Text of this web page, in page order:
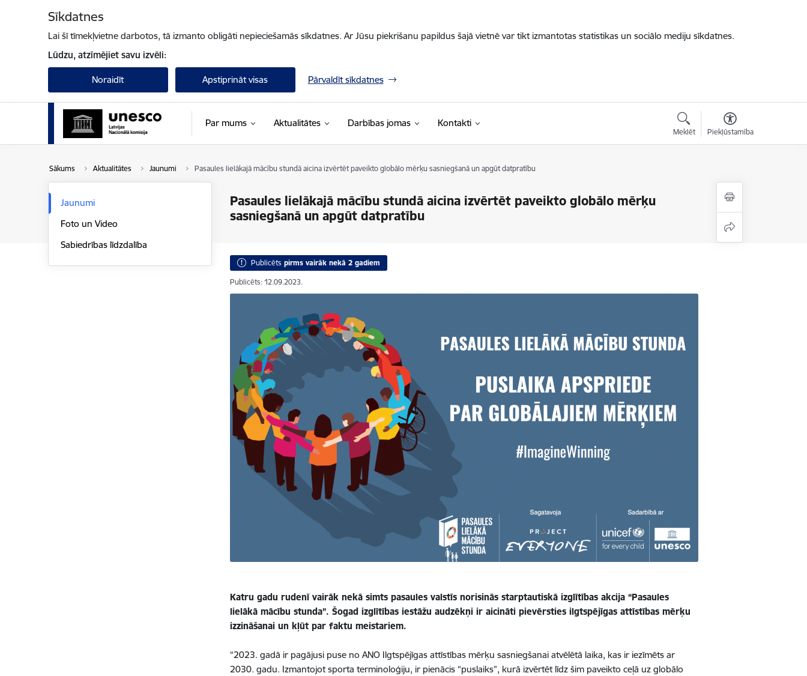
Sīkdatnes
Lai šī tīmekļvietne darbotos, tā izmanto obligāti nepieciešamās sīkdatnes. Ar Jūsu piekrišanu papildus šajā vietnē var tikt izmantotas statistikas un sociālo mediju sīkdatnes.
Lūdzu, atzīmējiet savu izvēli:
Noraidīt Apstiprināt visas Pārvaldīt sīkdatnes
Par mums Aktualitātes Darbības jomas Kontakti
Meklēt Piekļūstamība
Sākums Aktualitātes Jaunumi Pasaules lielākajā mācību stundā aicina izvērtēt paveikto globālo mērķu sasniegšanā un apgūt datpratību
Pasaules lielākajā mācību stundā aicina izvērtēt paveikto globālo mērķu
sasniegšanā un apgūt datpratību
Jaunumi
Foto un Video
Sabiedrības līdzdalība
Publicēts pirms vairāk nekā 2 gadiem
Publicēts: 12.09.2023.
Katru gadu rudenī vairāk nekā simts pasaules valstīs norisinās starptautiskā izglītības akcija “Pasaules
lielākā mācību stunda”. Šogad izglītības iestāžu audzēkņi ir aicināti pievērsties ilgtspējīgas attīstības mērķu
izzināšanai un kļūt par faktu meistariem.
“2023. gadā ir pagājusi puse no ANO Ilgtspējīgas attīstības mērķu sasniegšanai atvēlētā laika, kas ir iezīmēts ar
2030. gadu. Izmantojot sporta terminoloģiju, ir pienācis “puslaiks”, kurā izvērtēt līdz šim paveikto ceļā uz globālo